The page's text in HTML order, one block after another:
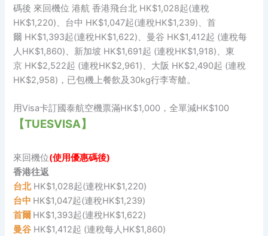
碼後 來回機位 港航 香港飛台北 HK$1,028起(連稅
HK$1,220)、台中 HK$1,047起(連稅HK$1,239)、首
爾 HK$1,393起(連稅HK$1,622)、曼谷 HK$1,412起 (連稅每
人HK$1,860)、新加坡 HK$1,691起 (連稅HK$1,918)、東
京 HK$2,522起 (連稅HK$2,961)、大阪 HK$2,490起 (連稅
HK$2,958)，已包機上餐飲及30kg行李寄艙。
用Visa卡訂國泰航空機票滿HK$1,000，全單減HK$100
【TUESVISA】
來回機位(使用優惠碼後)
香港往返
台北HK$1,028起(連稅HK$1,220)
台中 HK$1,047起(連稅HK$1,239)
首爾 HK$1,393起(連稅HK$1,622)
曼谷 HK$1,412起 (連稅每人HK$1,860)